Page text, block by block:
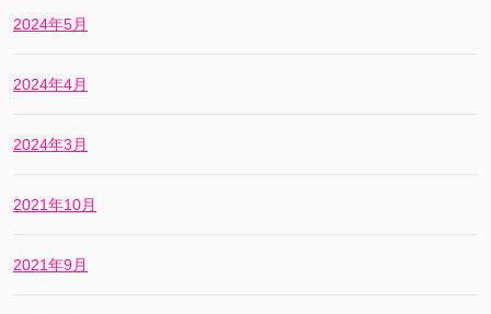
2024年5月
2024年4月
2024年3月
2021年10月
2021年9月